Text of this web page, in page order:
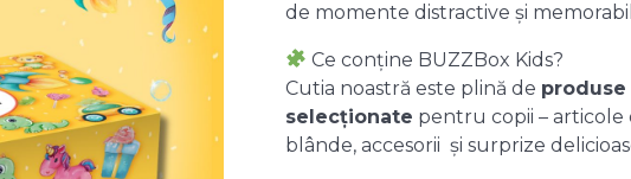
de momente distractive și
Ce conține BUZZBox Kids?
Cutia noastră este plină de
selecționate pentru copii – articole
blânde, accesorii și surprize